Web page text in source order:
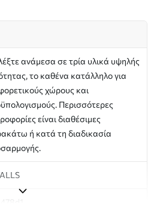
ανάμεσα σε τρία υλικά υψηλής
το καθένα κατάλληλο για
χώρους και
Περισσότερες
είναι διαθέσιμες
ή κατά τη διαδικασία